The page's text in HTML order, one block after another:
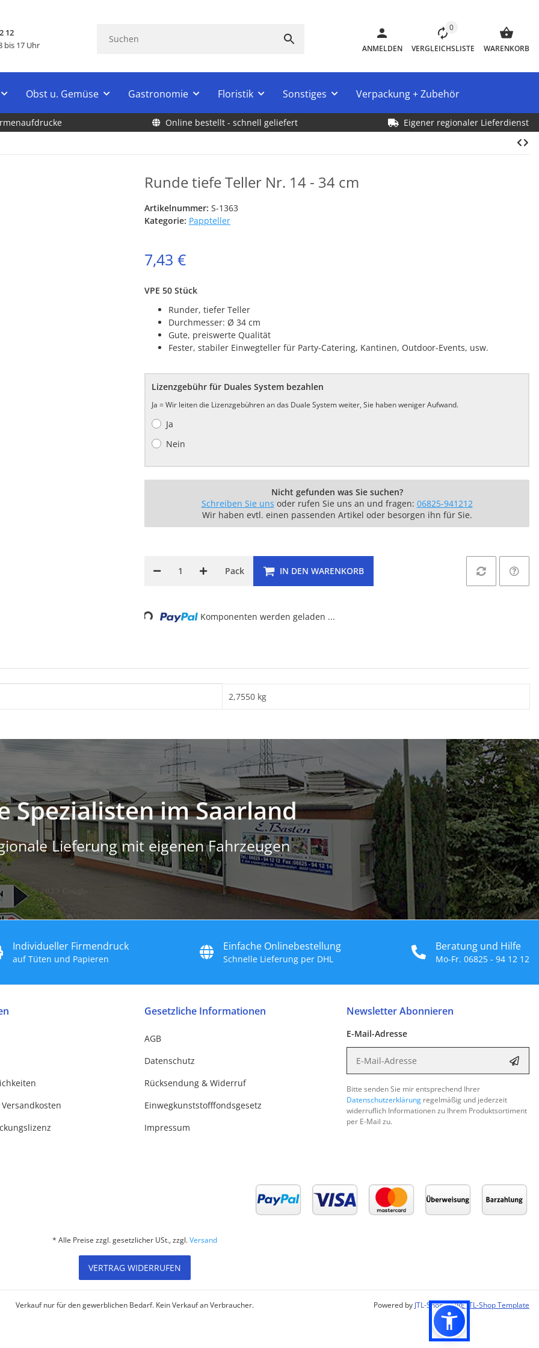
12
bis 17 Uhr
ANMELDEN
0
VERGLEICHSLISTE WARENKORB
Obst u. Gemüse Gastronomie Floristik Sonstiges Verpackung + Zubehör
Online bestellt - schnell geliefert
Eigener regionaler Lieferdienst
Runde tiefe Teller Nr. 14 - 34 cm
Artikelnummer: S-1363
Kategorie: Pappteller
7,43 €
VPE 50 Stück
Runder, tiefer Teller
Durchmesser: Ø 34 cm
Gute, preiswerte Qualität
Fester, stabiler Einwegteller für Party-Catering, Kantinen, Outdoor-Events, usw.
Lizenzgebühr für Duales System bezahlen
Ja = Wir leiten die Lizenzgebühren an das Duale System weiter, Sie haben weniger Aufwand.
Ja
Nein
Nicht gefunden was Sie suchen?
Schreiben Sie uns oder rufen Sie uns an und fragen: 06825-941212
Wir haben evtl. einen passenden Artikel oder besorgen ihn für Sie.
Pack IN DEN WARENKORB
Loading... Komponenten werden geladen ...
2,7550 kg
Spezialisten im Saarland
Lieferung mit eigenen Fahrzeugen
Individueller Firmendruck
auf Tüten und Papieren
Einfache Onlinebestellung
Schnelle Lieferung per DHL
Beratung und Hilfe
Mo-Fr. 06825 - 94 12 12
Gesetzliche Informationen
AGB
Datenschutz
Rücksendung & Widerruf
Einwegkunststofffondsgesetz
Impressum
Newsletter Abonnieren
E-Mail-Adresse
Bitte senden Sie mir entsprechend Ihrer
Datenschutzerklärung regelmäßig und jederzeit
widerruflich Informationen zu Ihrem Produktsortiment
per E-Mail zu.
* Alle Preise zzgl. gesetzlicher USt., zzgl.Versand
VERTRAG WIDERRUFEN
Verkauf nur für den gewerblichen Bedarf. Kein Verkauf an Verbraucher. Powered by JTL-Shop|FIRE JTL-Shop Template